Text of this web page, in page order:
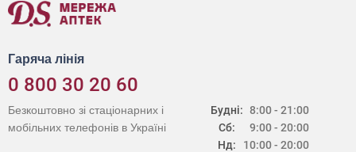
Гаряча лінія
0 800 30 20 60
Будні:
Сб:
Нд:
8:00 - 21:00
9:00 - 20:00
10:00 - 20:00
Безкоштовно зі стаціонарних і
мобільних телефонів в Україні